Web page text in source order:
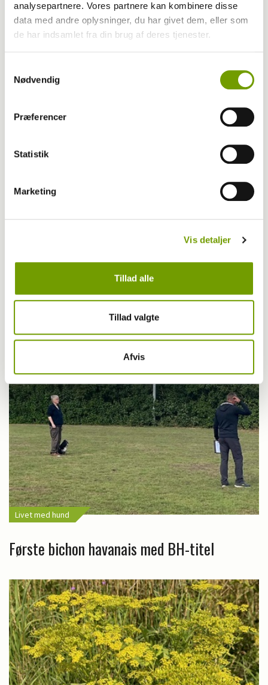
analysepartnere. Vores partnere kan kombinere disse
data med andre oplysninger, du har givet dem, eller som
de har indsamlet fra din brug af deres tjenester.
Nødvendig
Præferencer
Statistik
Marketing
Vis detaljer
Tillad alle
Tillad valgte
Afvis
Farvel til verdens ældste hund
Hvorfor graver hunden i kurven?
Livet med hund
Første bichon havanais med BH-titel